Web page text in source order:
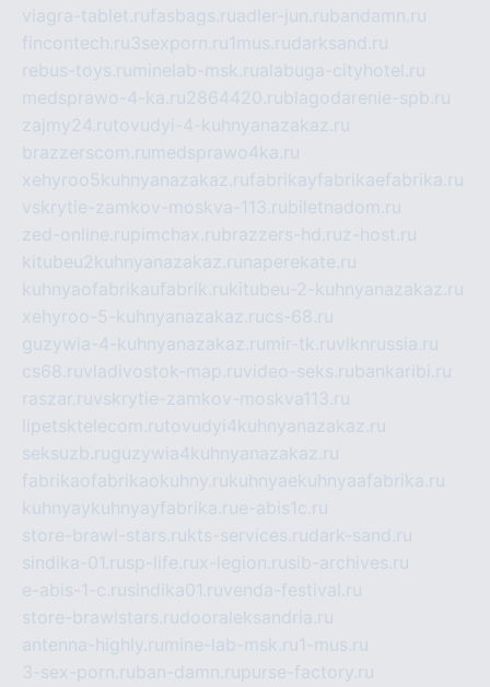
viagra-tablet.rufasbags.ruadler-jun.rubandamn.ru
fincontech.ru3sexporn.ru1mus.rudarksand.ru
rebus-toys.ru minelab-msk.rualabuga-cityhotel.ru
medsprawo-4-ka.ru2864420.rublagodarenie-spb.ru
zajmy24.rutovudyi-4-kuhnyanazakaz.ru
brazzerscom.ru medsprawo4ka.ru
xehyroo5kuhnyanazakaz.rufabrikayfabrikaefabrika.ru
vskrytie-zamkov-moskva-113.rubiletnadom.ru
zed-online.rupimchax.rubrazzers-hd.ruz-host.ru
kitubeu2kuhnyanazakaz.ru naperekate.ru
kuhnyaofabrikaufabrik.rukitubeu-2-kuhnyanazakaz.ru
xehyroo-5-kuhnyanazakaz.rucs-68.ru
guzywia-4-kuhnyanazakaz.ru mir-tk.ruvlknrussia.ru
cs68.ruvladivostok-map.ruvideo-seks.rubankaribi.ru
raszar.ruvskrytie-zamkov-moskva113.ru
lipetsktelecom.rutovudyi4kuhnyanazakaz.ru
seksuzb.ruguzywia4kuhnyanazakaz.ru
fabrikaofabrikaokuhny.rukuhnyaekuhnyaafabrika.ru
kuhnyaykuhnyayfabrika.rue-abis1c.ru
store-brawl-stars.rukts-services.rudark-sand.ru
sindika-01.rusp-life.rux-legion.rusib-archives.ru
e-abis-1-c.rusindika01.ruvenda-festival.ru
store-brawlstars.rudooraleksandria.ru
antenna-highly.ru mine-lab-msk.ru1-mus.ru
3-sex-porn.ruban-damn.rupurse-factory.ru